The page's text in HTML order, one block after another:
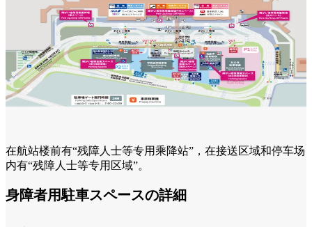
在航站楼前有“残障人士等专用乘降站”，在接送区域和停车场
内有“残障人士等专用区域”。
身障者用駐車スペースの詳細